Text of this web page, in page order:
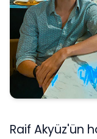
Raif Akyüz'ün